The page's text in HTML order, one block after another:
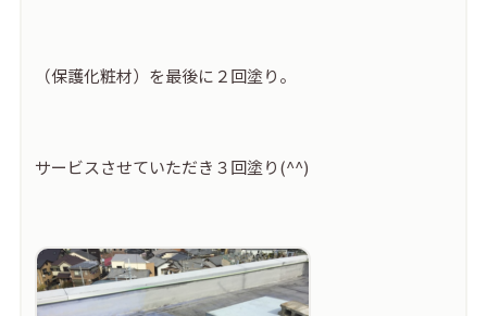
（保護化粧材）を最後に２回塗り。
サービスさせていただき３回塗り(^^)